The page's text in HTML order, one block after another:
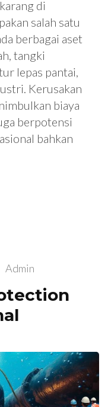
di
salah satu
berbagai aset
tangki
lepas pantai,
Kerusakan
biaya
berpotensi
bahkan
Admin